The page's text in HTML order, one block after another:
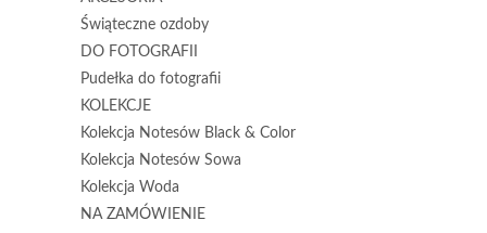
Świąteczne ozdoby
DO FOTOGRAFII
Pudełka do fotografii
KOLEKCJE
Kolekcja Notesów Black & Color
Kolekcja Notesów Sowa
Kolekcja Woda
NA ZAMÓWIENIE